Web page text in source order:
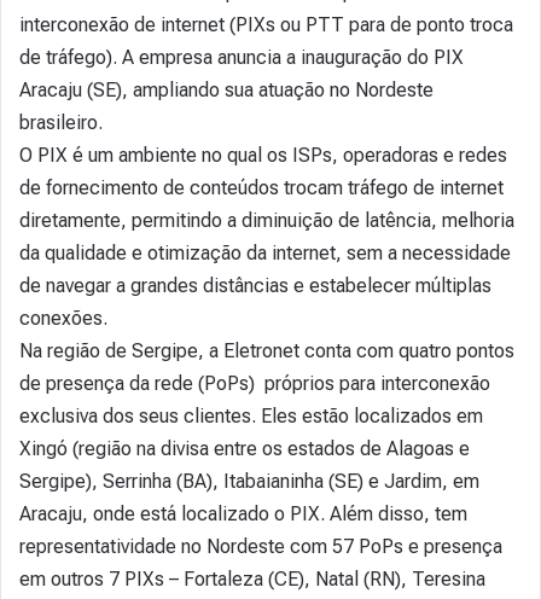
interconexão de internet (PIXs ou PTT para de ponto troca
de tráfego). A empresa anuncia a inauguração do PIX
Aracaju (SE), ampliando sua atuação no Nordeste
brasileiro.
O PIX é um ambiente no qual os ISPs, operadoras e redes
de fornecimento de conteúdos trocam tráfego de internet
diretamente, permitindo a diminuição de latência, melhoria
da qualidade e otimização da internet, sem a necessidade
de navegar a grandes distâncias e estabelecer múltiplas
conexões.
Na região de Sergipe, a Eletronet conta com quatro pontos
de presença da rede (PoPs) próprios para interconexão
exclusiva dos seus clientes. Eles estão localizados em
Xingó (região na divisa entre os estados de Alagoas e
Sergipe), Serrinha (BA), Itabaianinha (SE) e Jardim, em
Aracaju, onde está localizado o PIX. Além disso, tem
representatividade no Nordeste com 57 PoPs e presença
em outros 7 PIXs – Fortaleza (CE), Natal (RN), Teresina